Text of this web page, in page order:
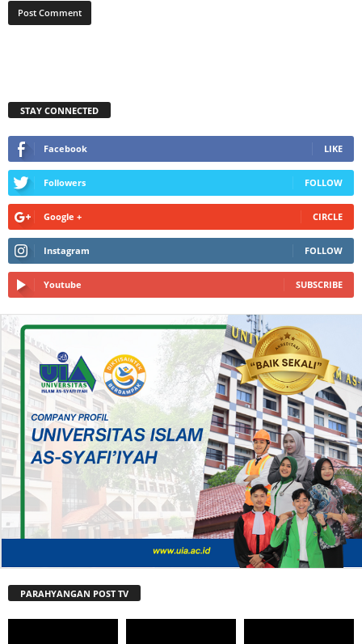
STAY CONNECTED
Facebook LIKE
Followers FOLLOW
Google + CIRCLE
Instagram FOLLOW
Youtube SUBSCRIBE
PARAHYANGAN POST TV